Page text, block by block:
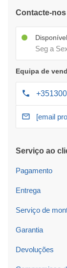
Contacte-nos
Disponível
Seg a
Equipa de
[email
Serviço ao
Pagamento
Entrega
Serviço de
Garantia
Devoluções